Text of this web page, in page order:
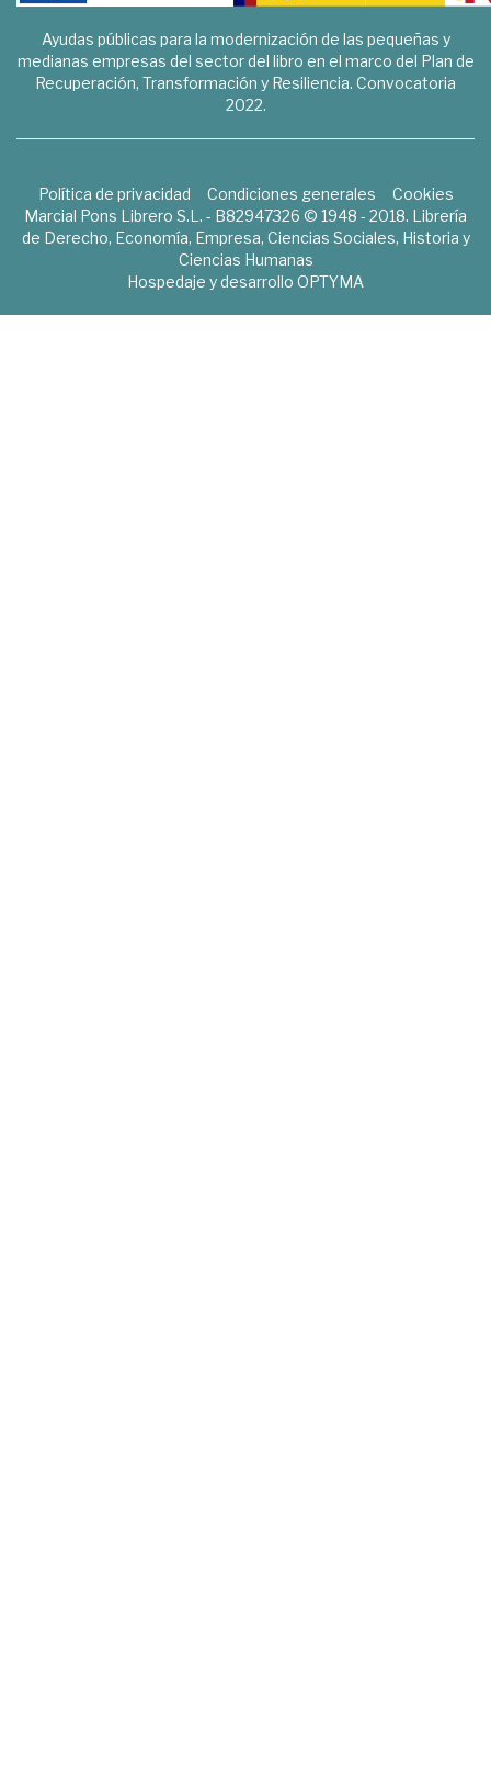
Ayudas públicas para la modernización de las pequeñas y
medianas empresas del sector del libro en el marco del Plan de
Recuperación, Transformación y Resiliencia. Convocatoria
2022.
Política de privacidad Condiciones generales
Cookies
Marcial Pons Librero S.L. - B82947326 © 1948 - 2018. Librería
de Derecho, Economía, Empresa, Ciencias Sociales, Historia y
Ciencias Humanas
Hospedaje y desarrollo OPTYMA